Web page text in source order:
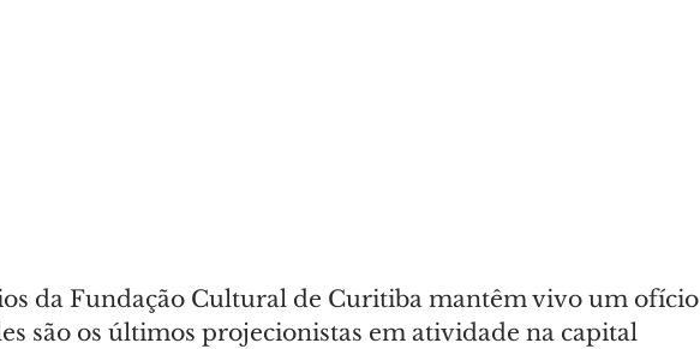
da Fundação Cultural de Curitiba mantêm vivo um ofício
são os últimos projecionistas em atividade na capital